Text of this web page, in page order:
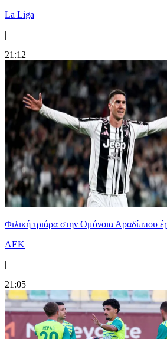
La Liga
|
21:12
Φιλική τριάρα στην Ομόνοια Αραδίππου
ΑΕΚ
|
21:05